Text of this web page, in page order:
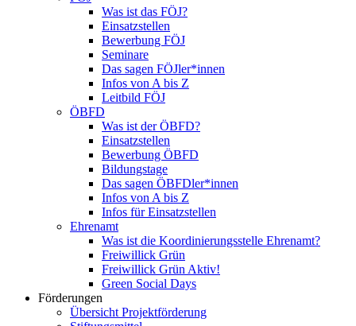
Was ist das FÖJ?
Einsatzstellen
Bewerbung FÖJ
Seminare
Das sagen FÖJler*innen
Infos von A bis Z
Leitbild FÖJ
ÖBFD
Was ist der ÖBFD?
Einsatzstellen
Bewerbung ÖBFD
Bildungstage
Das sagen ÖBFDler*innen
Infos von A bis Z
Infos für Einsatzstellen
Ehrenamt
Was ist die Koordinierungsstelle Ehrenamt?
Freiwillick Grün
Freiwillick Grün Aktiv!
Green Social Days
Förderungen
Übersicht Projektförderung